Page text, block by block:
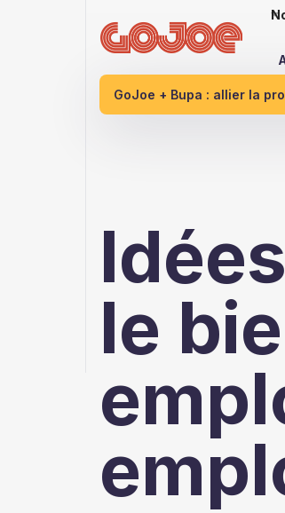
GoJoe + Bupa : allier la
le